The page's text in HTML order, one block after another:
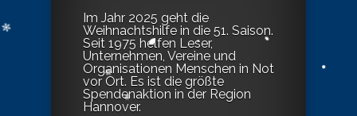
Im Jahr 2025 geht die
Weihnachtshilfe in die 51. Saison.
Seit 1975 helfen Leser,
Unternehmen, Vereine und
Organisationen Menschen in Not
vor Ort. Es ist die größte
Spendenaktion in der Region
Hannover.